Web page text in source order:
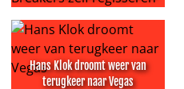
Perez Hilton
Bella Thorne gaat
Hans Klok droomt weer van
terugkeer naar Vegas